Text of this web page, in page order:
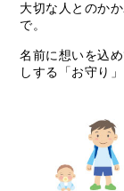
大切な人とのか
で。
名前に想いを込
しする「お守り